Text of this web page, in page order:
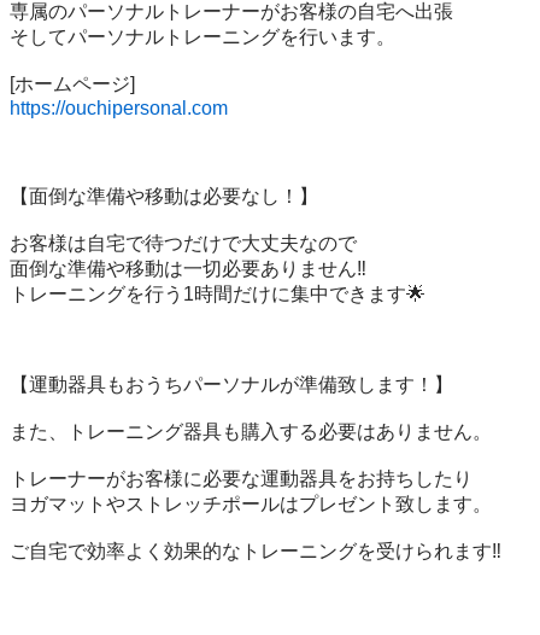
専属のパーソナルトレーナーがお客様の自宅へ出張
そしてパーソナルトレーニングを行います。
https://ouchipersonal.com
【面倒な準備や移動は必要なし！】
お客様は自宅で待つだけで大丈夫なので
面倒な準備や移動は一切必要ありません‼️
トレーニングを行う1時間だけに集中できます🌟
【運動器具もおうちパーソナルが準備致します！】
また、トレーニング器具も購入する必要はありません。
トレーナーがお客様に必要な運動器具をお持ちしたり
ヨガマットやストレッチポールはプレゼント致します。
ご自宅で効率よく効果的なトレーニングを受けられます‼️